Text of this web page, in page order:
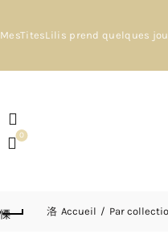
MesTitesLilis prend quelques
0
Accueil Par